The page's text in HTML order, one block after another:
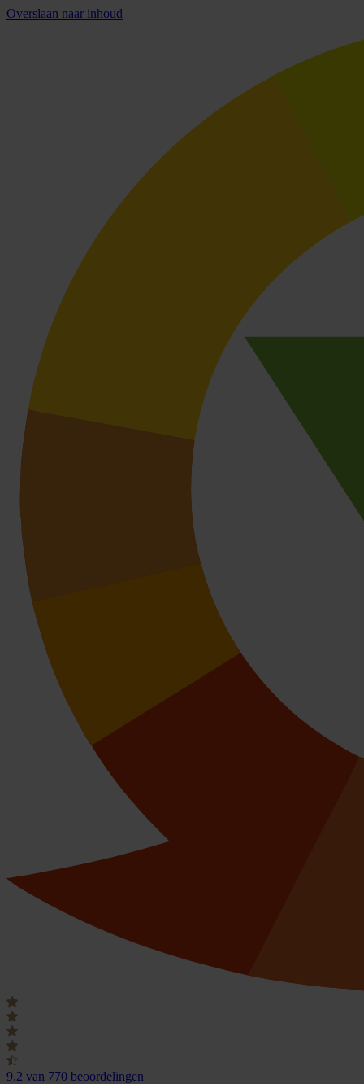
Overslaan naar inhoud
9.2 van 770 beoordelingen